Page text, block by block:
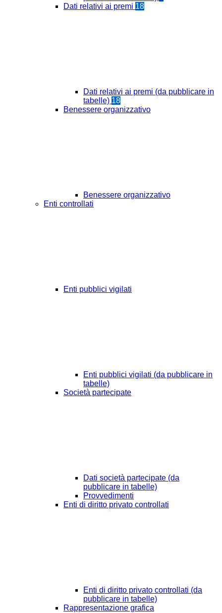
Dati relativi ai premi 18
Dati relativi ai premi (da pubblicare in
tabelle) 18
Benessere organizzativo
Benessere organizzativo
Enti controllati
Enti pubblici vigilati
Enti pubblici vigilati (da pubblicare in
tabelle)
Società partecipate
Dati società partecipate (da
pubblicare in tabelle)
Provvedimenti
Enti di diritto privato controllati
Enti di diritto privato controllati (da
pubblicare in tabelle)
Rappresentazione grafica